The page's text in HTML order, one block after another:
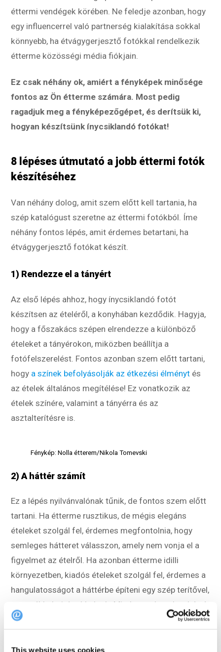
This website uses cookies
éttermi vendégek körében. Ne feledje azonban, hogy
egy influencerrel való partnerség kialakítása sokkal
könnyebb, ha étvágygerjesztő fotókkal rendelkezik
étterme közösségi média fiókjain.
Ez csak néhány ok, amiért a fényképek minősége
fontos az Ön étterme számára. Most pedig
ragadjuk meg a fényképezőgépet, és derítsük ki,
hogyan készítsünk ínycsiklandó fotókat!
8 lépéses útmutató a jobb éttermi fotók
készítéséhez
Van néhány dolog, amit szem előtt kell tartania, ha
szép katalógust szeretne az éttermi fotókból. Íme
néhány fontos lépés, amit érdemes betartani, ha
étvágygerjesztő fotókat készít.
1) Rendezze el a tányért
Az első lépés ahhoz, hogy ínycsiklandó fotót
készítsen az ételéről, a konyhában kezdődik. Hagyja,
hogy a főszakács szépen elrendezze a különböző
ételeket a tányérokon, miközben beállítja a
fotófelszerelést. Fontos azonban szem előtt tartani,
hogy a színek befolyásolják az étkezési élményt és
az ételek általános megítélése! Ez vonatkozik az
ételek színére, valamint a tányérra és az
asztalterítésre is.
Fénykép: Nolla étterem/Nikola Tomevski
2) A háttér számít
Ez a lépés nyilvánvalónak tűnik, de fontos szem előtt
tartani. Ha étterme rusztikus, de mégis elegáns
ételeket szolgál fel, érdemes megfontolnia, hogy
semleges hátteret válasszon, amely nem vonja el a
figyelmet az ételről. Ha azonban étterme idilli
környezetben, kiadós ételeket szolgál fel, érdemes a
hangulatosságot a háttérbe építeni egy szép terítővel,
gyertyákkal, virágokkal stb. Minden mehet, de a háttér
kiválasztásának összhangban kell lennie az étterem
vizuális zajokat pl. foltokat az asztalterítőn,